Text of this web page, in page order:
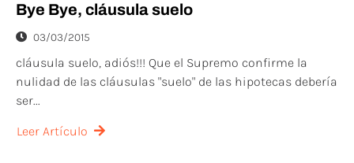
Bye Bye, cláusula suelo
03/03/2015
cláusula suelo, adiós!!! Que el Supremo confirme la
nulidad de las cláusulas "suelo" de las hipotecas debería
ser...
Leer Artículo